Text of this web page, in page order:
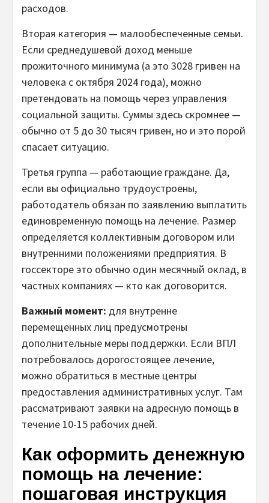
расходов.
Вторая категория — малообеспеченные семьи.
Если среднедушевой доход меньше
прожиточного минимума (а это 3028 гривен на
человека с октября 2024 года), можно
претендовать на помощь через управления
социальной защиты. Суммы здесь скромнее —
обычно от 5 до 30 тысяч гривен, но и это порой
спасает ситуацию.
Третья группа — работающие граждане. Да,
если вы официально трудоустроены,
работодатель обязан по заявлению выплатить
единовременную помощь на лечение. Размер
определяется коллективным договором или
внутренними положениями предприятия. В
госсекторе это обычно один месячный оклад, в
частных компаниях — кто как договорится.
Важный момент: для внутренне
перемещенных лиц предусмотрены
дополнительные меры поддержки. Если ВПЛ
потребовалось дорогостоящее лечение,
можно обратиться в местные центры
предоставления административных услуг. Там
рассматривают заявки на адресную помощь в
течение 10-15 рабочих дней.
Как оформить денежную
помощь на лечение:
пошаговая инструкция